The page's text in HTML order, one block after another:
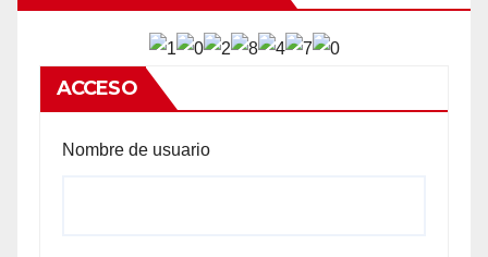
ACCESO
Nombre de usuario